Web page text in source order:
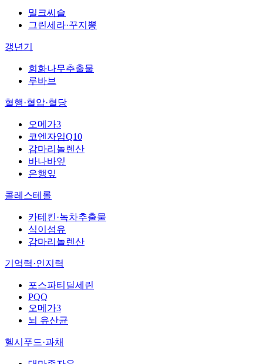
밀크씨슬
그린세라·꾸지뽕
갱년기
회화나무추출물
루바브
혈행·혈압·혈당
오메가3
코엔자임Q10
감마리놀렌산
바나바잎
은행잎
콜레스테롤
카테킨·녹차추출물
식이섬유
감마리놀렌산
기억력·인지력
포스파티딜세린
PQQ
오메가3
뇌 유산균
헬시푸드·과채